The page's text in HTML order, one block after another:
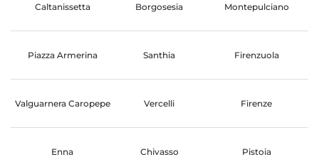
Caltanissetta Borgosesia Montepulciano
Piazza Armerina Santhia Firenzuola
Valguarnera Caropepe Vercelli Firenze
Enna Chivasso Pistoia